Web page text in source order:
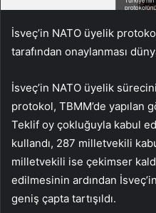
İsveç’in NATO üyelik
tarafından onaylanması
İsveç’in NATO üyelik
protokol, TBMM’de yapılan
Teklif oy çokluğuyla kabul
kullandı, 287 milletvekili
milletvekili ise çekimser
edilmesinin ardından
geniş çapta tartışıldı.